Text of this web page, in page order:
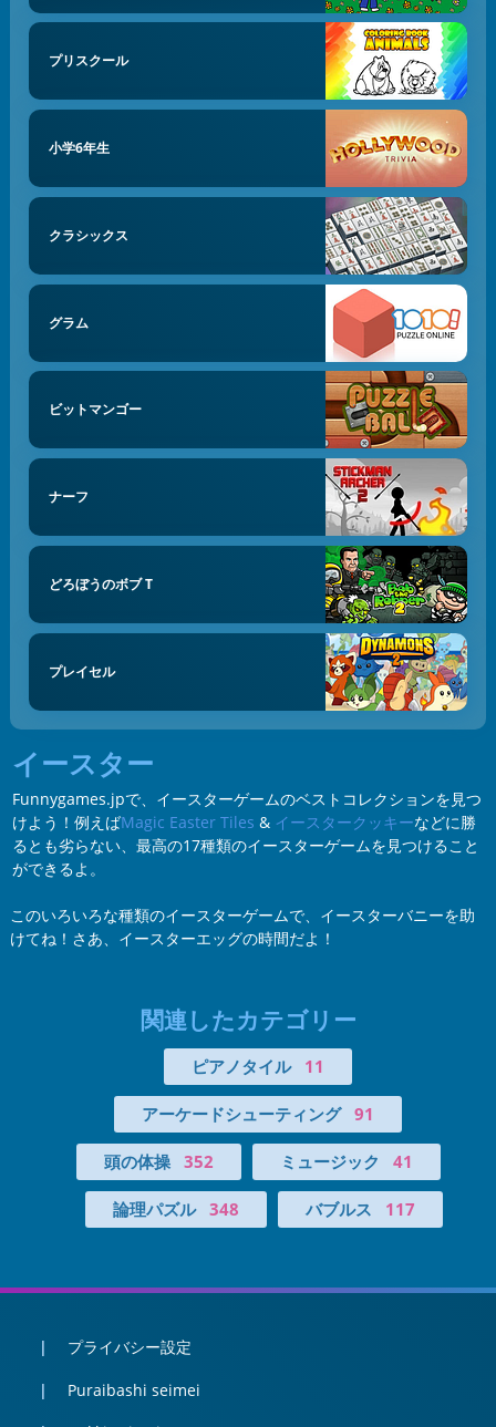
プリスクール
小学6年生
クラシックス
グラム
ビットマンゴー
ナーフ
どろぼうのボブ T
プレイセル
イースター
Funnygames.jpで、イースターゲームのベストコレクションを見つ
けよう！例えばMagic Easter Tiles & イースタークッキーなどに勝
るとも劣らない、最高の17種類のイースターゲームを見つけること
ができるよ。
このいろいろな種類のイースターゲームで、イースターバニーを助
けてね！さあ、イースターエッグの時間だよ！
関連したカテゴリー
ピアノタイル 11
アーケードシューティング 91
頭の体操 352 ミュージック 41
論理パズル 348 バブルス 117
プライバシー設定
Puraibashi seimei